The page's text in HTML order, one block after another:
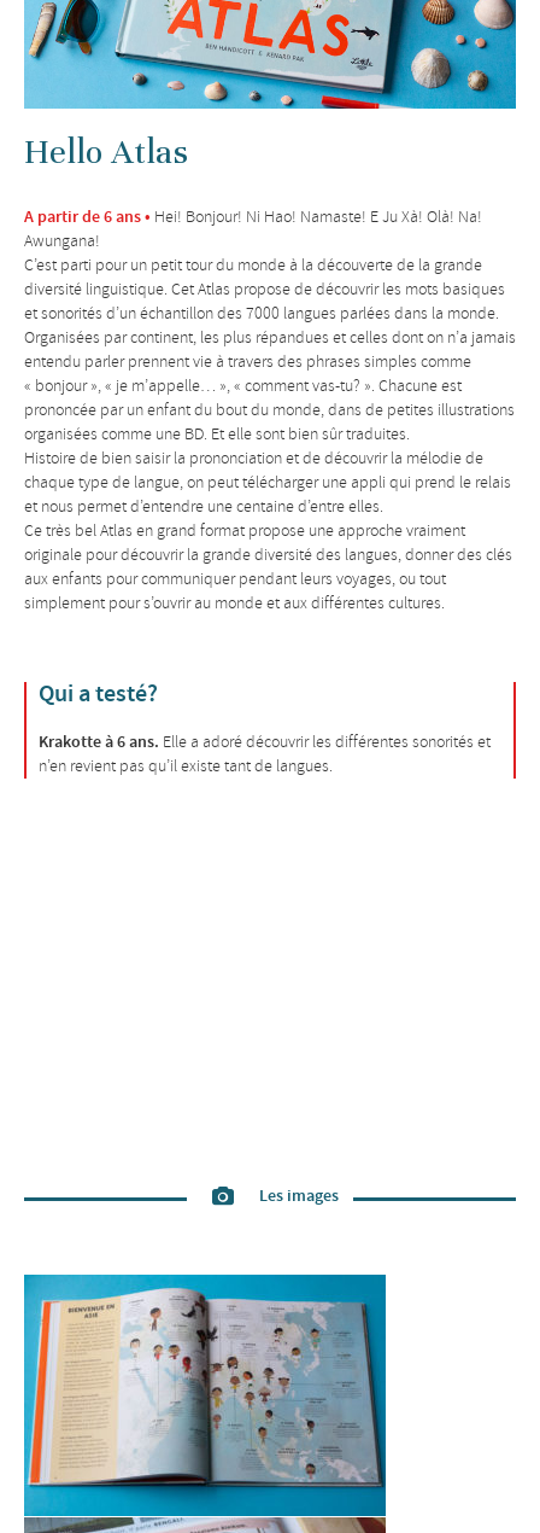
Hello Atlas
A partir de 6 ans • Hei! Bonjour! Ni Hao! Namaste! E Ju Xà! Olà! Na!
Awungana!
C’est parti pour un petit tour du monde à la découverte de la grande
diversité linguistique. Cet Atlas propose de découvrir les mots basiques
et sonorités d’un échantillon des 7000 langues parlées dans la monde.
Organisées par continent, les plus répandues et celles dont on n’a jamais
entendu parler prennent vie à travers des phrases simples comme
« bonjour », « je m’appelle… », « comment vas-tu? ». Chacune est
prononcée par un enfant du bout du monde, dans de petites illustrations
organisées comme une BD. Et elle sont bien sûr traduites.
Histoire de bien saisir la prononciation et de découvrir la mélodie de
chaque type de langue, on peut télécharger une appli qui prend le relais
et nous permet d’entendre une centaine d’entre elles.
Ce très bel Atlas en grand format propose une approche vraiment
originale pour découvrir la grande diversité des langues, donner des clés
aux enfants pour communiquer pendant leurs voyages, ou tout
simplement pour s’ouvrir au monde et aux différentes cultures.
Qui a testé?
Krakotte à 6 ans. Elle a adoré découvrir les différentes sonorités et
n’en revient pas qu’il existe tant de langues.
Les images